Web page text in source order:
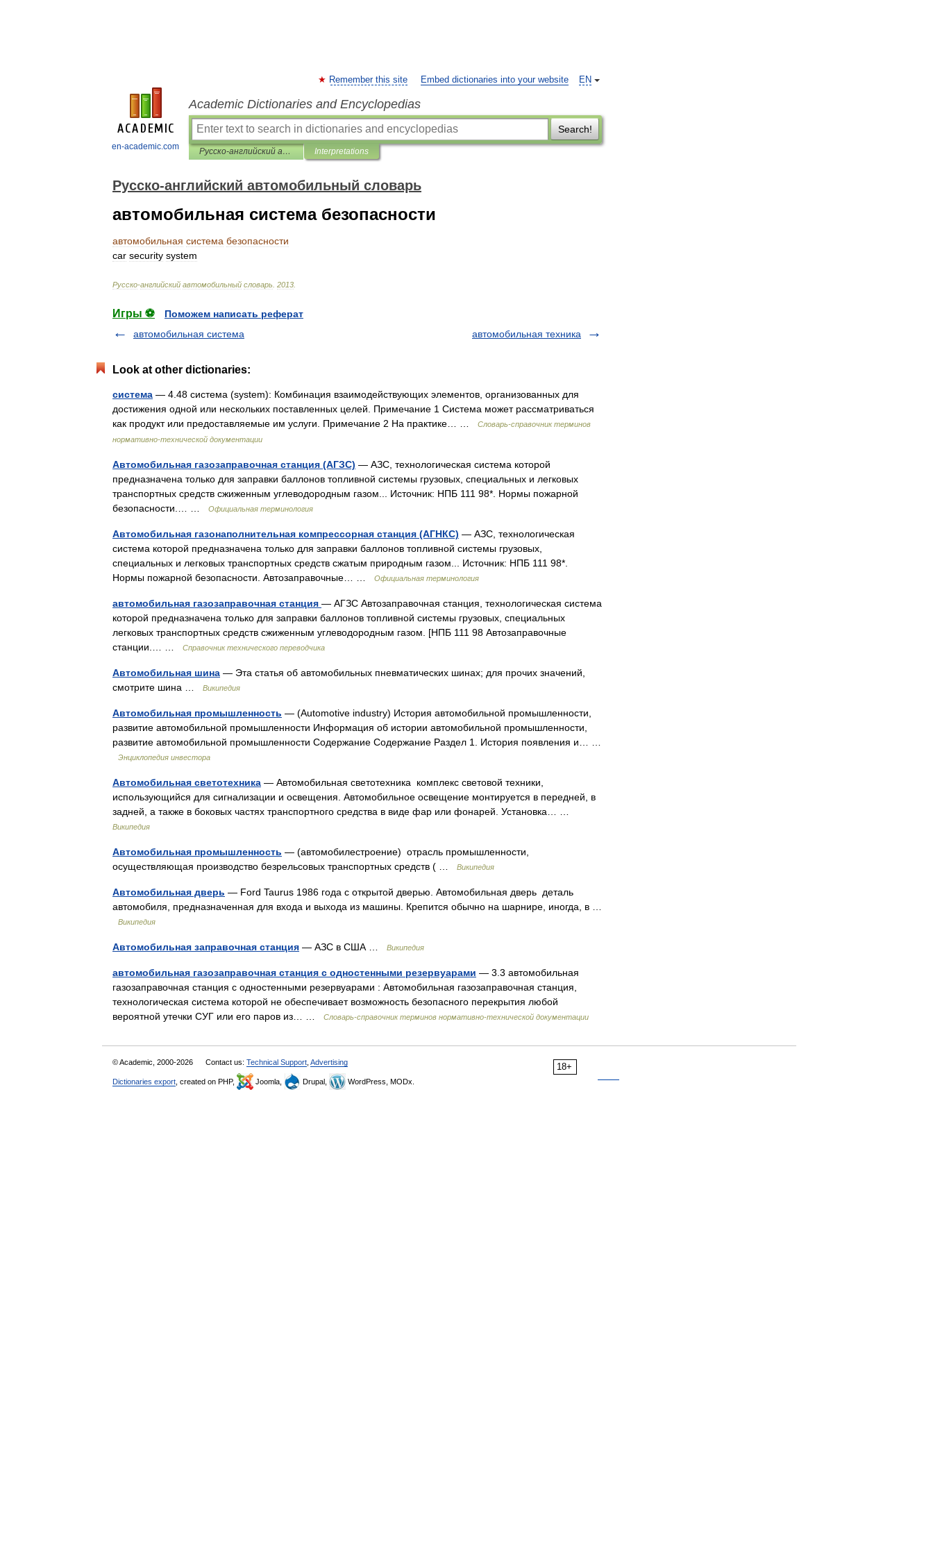
en-academic.com
EN
Remember this site Embed dictionaries into your website
Academic Dictionaries and Encyclopedias
Search!
Русско-английский автомобильный словарь Interpretations
Русско-английский автомобильный словарь
автомобильная система безопасности
автомобильная система безопасности
car security system
Русско-английский автомобильный словарь 2013
Игры ⚽
Поможем написать реферат
автомобильная система
автомобильная техника
Look at other dictionaries:
система — 4.48 система (system): Комбинация взаимодействующих элементов, организованных для
достижения одной или нескольких поставленных целей. Примечание 1 Система может рассматриваться
как продукт или предоставляемые им услуги. Примечание 2 На практике… …
Словарь-справочник терминов
нормативно-технической документации
Автомобильная газозаправочная станция (АГЗС) — АЗС, технологическая система которой
предназначена только для заправки баллонов топливной системы грузовых, специальных и легковых
транспортных средств сжиженным углеводородным газом... Источник: НПБ 111 98*. Нормы пожарной
безопасности.… …
Официальная терминология
Автомобильная газонаполнительная компрессорная станция (АГНКС) — АЗС, технологическая
система которой предназначена только для заправки баллонов топливной системы грузовых,
специальных и легковых транспортных средств сжатым природным газом... Источник: НПБ 111 98*.
Нормы пожарной безопасности. Автозаправочные… …
Официальная терминология
автомобильная газозаправочная станция — АГЗС Автозаправочная станция, технологическая система
которой предназначена только для заправки баллонов топливной системы грузовых, специальных
легковых транспортных средств сжиженным углеводородным газом. [НПБ 111 98 Автозаправочные
станции.… …
Справочник технического переводчика
Автомобильная шина — Эта статья об автомобильных пневматических шинах; для прочих значений,
смотрите шина …
Википедия
Автомобильная промышленность — (Automotive industry) История автомобильной промышленности,
развитие автомобильной промышленности Информация об истории автомобильной промышленности,
развитие автомобильной промышленности Содержание Содержание Раздел 1. История появления и… …
Энциклопедия инвестора
Автомобильная светотехника — Автомобильная светотехника комплекс световой техники,
использующийся для сигнализации и освещения. Автомобильное освещение монтируется в передней, в
задней, а также в боковых частях транспортного средства в виде фар или фонарей. Установка… …
Википедия
Автомобильная промышленность — (автомобилестроение) отрасль промышленности,
осуществляющая производство безрельсовых транспортных средств ( …
Википедия
Автомобильная дверь — Ford Taurus 1986 года с открытой дверью. Автомобильная дверь деталь
автомобиля, предназначенная для входа и выхода из машины. Крепится обычно на шарнире, иногда, в …
Википедия
Автомобильная заправочная станция — АЗС в США … Википедия
автомобильная газозаправочная станция с одностенными резервуарами — 3.3 автомобильная
газозаправочная станция с одностенными резервуарами : Автомобильная газозаправочная станция,
технологическая система которой не обеспечивает возможность безопасного перекрытия любой
вероятной утечки СУГ или его паров из… …
Словарь-справочник терминов нормативно-технической документации
18+
© Academic, 2000-2026 Contact us: Technical Support Advertising
Dictionaries export , created on PHP, Joomla, Drupal, WordPress, MODx.